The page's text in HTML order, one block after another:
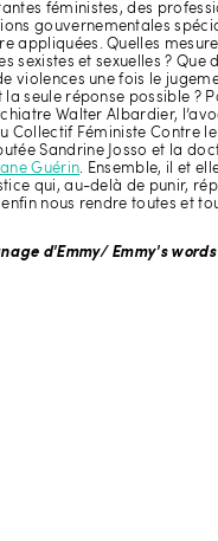
féministes, des
gouvernementales
appliquées. Quelles
sexistes et sexuelles ? Que
violences une fois le
seule réponse possible ?
Walter Albardier,
Collectif Féministe Contre le
Sandrine Josso et la
Guérin. Ensemble, il et
qui, au-delà de punir,
nous rendre toutes et
d'Emmy/ Emmy's words